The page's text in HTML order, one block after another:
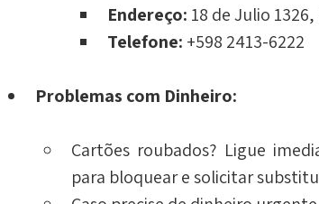
Endereço: 18 de Julio
Telefone: +598 2413-6222
Problemas com Dinheiro:
Cartões roubados? Ligue
para bloquear e solicitar